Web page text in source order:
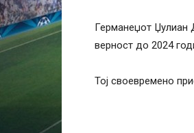
Германеџот Џулиан
верност до 2024
Тој своевремено